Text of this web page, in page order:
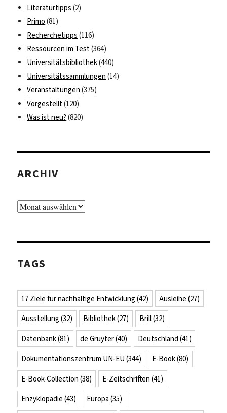
Literaturtipps (2)
Primo (81)
Recherchetipps (116)
Ressourcen im Test(364)
Universitätsbibliothek(440)
Universitätssammlungen (14)
Veranstaltungen (375)
Vorgestellt(120)
Was ist neu? (820)
ARCHIV
Archiv
TAGS
17 Ziele für nachhaltige Entwicklung (42) Ausleihe (27)
Ausstellung (32) Bibliothek(27) Brill(32)
Datenbank(81) de Gruyter(40) Deutschland (41)
Dokumentationszentrum UN-EU (344) E-Book(80)
E-Book-Collection (38) E-Zeitschriften (41)
Enzyklopädie (43) Europa (35)